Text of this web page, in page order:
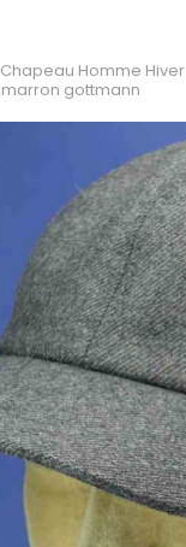
Chapeau Homme Hiver
marron gottmann